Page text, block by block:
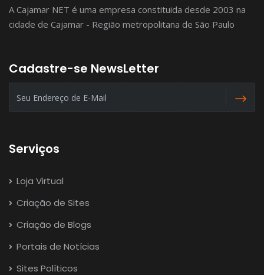
A Cajamar NET é uma empresa constituida desde 2003 na
cidade de Cajamar - Região metropolitana de São Paulo
Cadastre-se NewsLetter
Serviços
Loja Virtual
Criação de Sites
Criação de Blogs
Portais de Notícias
Sites Políticos